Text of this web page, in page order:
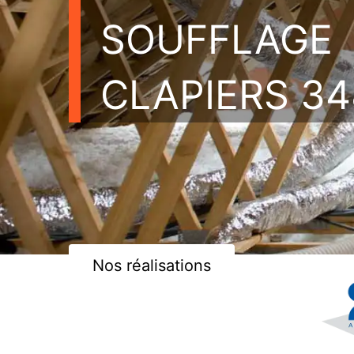
SOUFFLAGE
CLAPIERS
Nos réalisations